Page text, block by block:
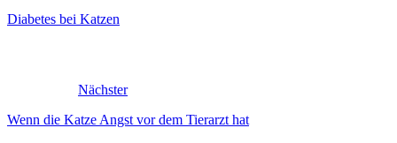
Diabetes bei Katzen
Nächster
Wenn die Katze Angst vor dem Tierarzt hat